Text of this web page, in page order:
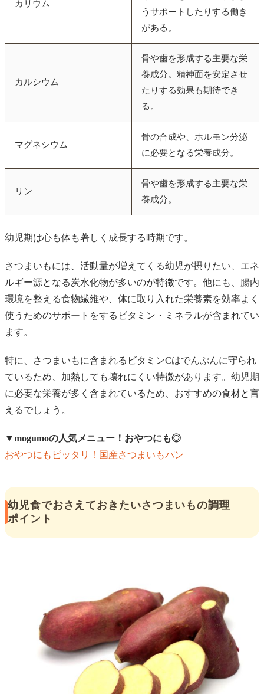
カリウム
うサポートしたりする働き
がある。
カルシウム
骨や歯を形成する主要な栄
養成分。精神面を安定させ
たりする効果も期待でき
る。
マグネシウム
骨の合成や、ホルモン分泌
に必要となる栄養成分。
リン
骨や歯を形成する主要な栄
養成分。
幼児期は心も体も著しく成長する時期です。
さつまいもには、活動量が増えてくる幼児が摂りたい、エネ
ルギー源となる炭水化物が多いのが特徴です。他にも、腸内
環境を整える食物繊維や、体に取り入れた栄養素を効率よく
使うためのサポートをするビタミン・ミネラルが含まれてい
ます。
特に、さつまいもに含まれるビタミンCはでんぷんに守られ
ているため、加熱しても壊れにくい特徴があります。幼児期
に必要な栄養が多く含まれているため、おすすめの食材と言
えるでしょう。
▼mogumoの人気メニュー！おやつにも◎
おやつにもピッタリ！国産さつまいもパン
幼児食でおさえておきたいさつまいもの調理
ポイント